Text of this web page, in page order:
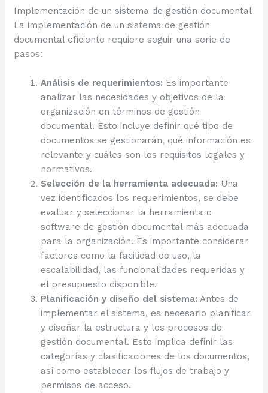
Implementación de un sistema de gestión documental
La implementación de un sistema de gestión
documental eficiente requiere seguir una serie de
pasos:
Análisis de requerimientos: Es importante
analizar las necesidades y objetivos de la
organización en términos de gestión
documental. Esto incluye definir qué tipo de
documentos se gestionarán, qué información es
relevante y cuáles son los requisitos legales y
normativos.
Selección de la herramienta adecuada: Una
vez identificados los requerimientos, se debe
evaluar y seleccionar la herramienta o
software de gestión documental más adecuada
para la organización. Es importante considerar
factores como la facilidad de uso, la
escalabilidad, las funcionalidades requeridas y
el presupuesto disponible.
Planificación y diseño del sistema: Antes de
implementar el sistema, es necesario planificar
y diseñar la estructura y los procesos de
gestión documental. Esto implica definir las
categorías y clasificaciones de los documentos,
así como establecer los flujos de trabajo y
permisos de acceso.